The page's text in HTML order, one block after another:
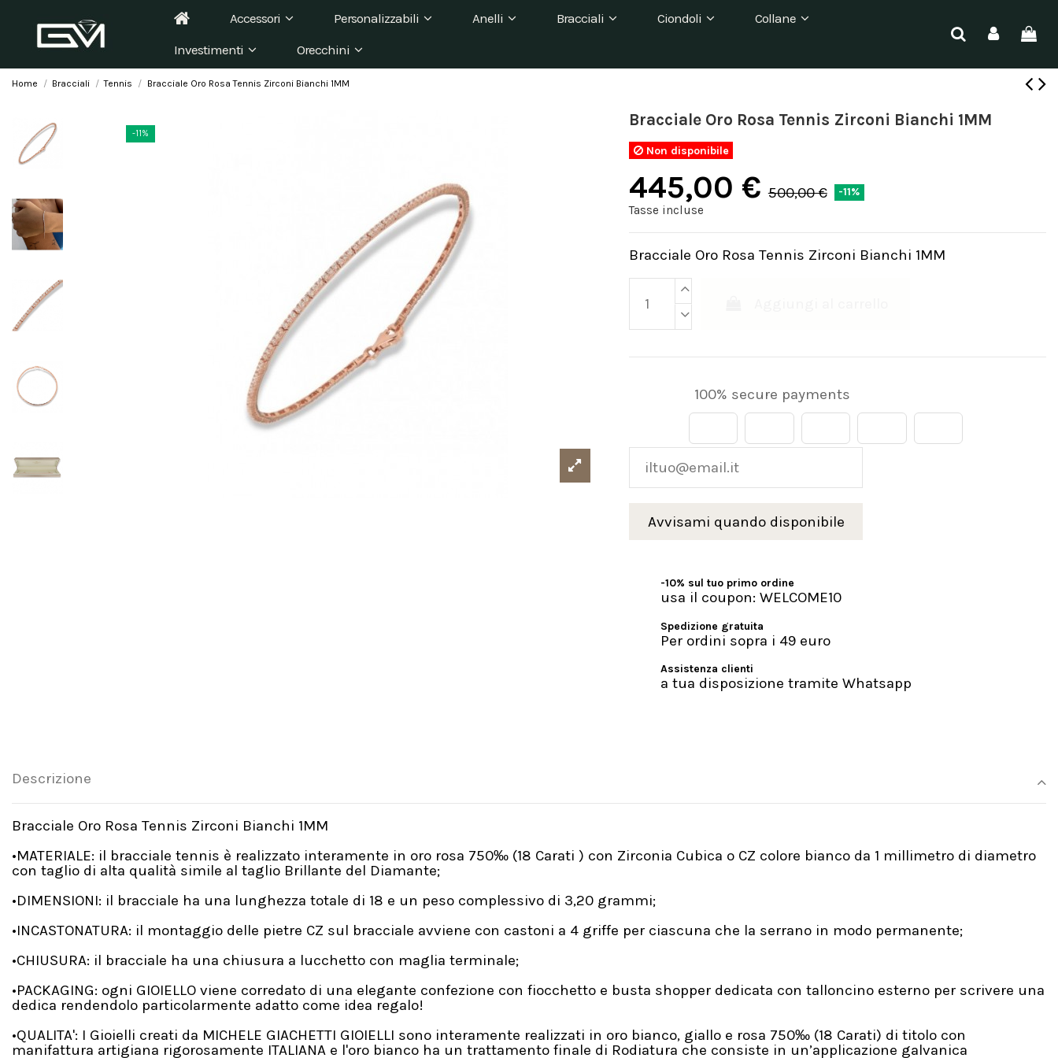
Accessori Personalizzabili Anelli Bracciali Ciondoli
Collane
Investimenti
Orecchini
Home Bracciali Tennis Bracciale Oro Rosa Tennis Zirconi Bianchi 1MM
-11%
Bracciale Oro Rosa Tennis Zirconi Bianchi 1MM
Non disponibile
445,00 € 500,00 € -11%
Tasse incluse
Bracciale Oro Rosa Tennis Zirconi Bianchi 1MM
100% secure payments
-10% sul tuo primo ordine
usa il coupon: WELCOME10
Spedizione gratuita
Per ordini sopra i 49 euro
Assistenza clienti
a tua disposizione tramite Whatsapp
Descrizione
Bracciale Oro Rosa Tennis Zirconi Bianchi 1MM
•MATERIALE: il bracciale tennis è realizzato interamente in oro rosa 750‰ (18 Carati ) con Zirconia Cubica o CZ colore bianco da 1 millimetro di diametro
con taglio di alta qualità simile al taglio Brillante del Diamante;
•DIMENSIONI: il bracciale ha una lunghezza totale di 18 e un peso complessivo di 3,20 grammi;
•INCASTONATURA: il montaggio delle pietre CZ sul bracciale avviene con castoni a 4 griffe per ciascuna che la serrano in modo permanente;
•CHIUSURA: il bracciale ha una chiusura a lucchetto con maglia terminale;
•PACKAGING: ogni GIOIELLO viene corredato di una elegante confezione con fiocchetto e busta shopper dedicata con talloncino esterno per scrivere una
dedica rendendolo particolarmente adatto come idea regalo!
•QUALITA': I Gioielli creati da MICHELE GIACHETTI GIOIELLI sono interamente realizzati in oro bianco, giallo e rosa 750‰ (18 Carati) di titolo con
manifattura artigiana rigorosamente ITALIANA e l'oro bianco ha un trattamento finale di Rodiatura che consiste in un’applicazione galvanica